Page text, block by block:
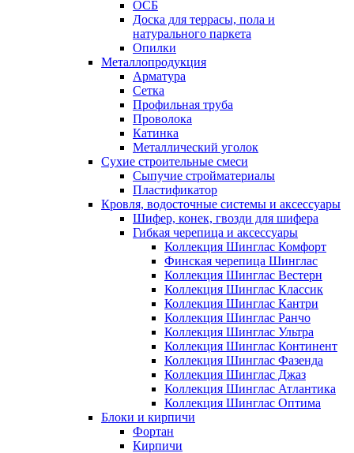
ОСБ
Доска для террасы, пола и
натурального паркета
Опилки
Металлопродукция
Арматура
Сетка
Профильная труба
Проволока
Катинка
Металлический уголок
Сухие строительные смеси
Сыпучие стройматериалы
Пластификатор
Кровля, водосточные системы и аксессуары
Шифер, конек, гвозди для шифера
Гибкая черепица и аксессуары
Коллекция Шинглас Комфорт
Финская черепица Шинглас
Коллекция Шинглас Вестерн
Коллекция Шинглас Классик
Коллекция Шинглас Кантри
Коллекция Шинглас Ранчо
Коллекция Шинглас Ультра
Коллекция Шинглас Континент
Коллекция Шинглас Фазенда
Коллекция Шинглас Джаз
Коллекция Шинглас Атлантика
Коллекция Шинглас Оптима
Блоки и кирпичи
Фортан
Кирпичи